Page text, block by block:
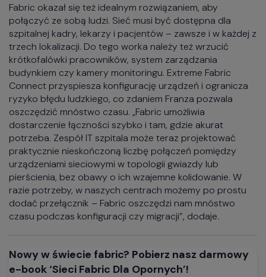
Fabric okazał się też idealnym rozwiązaniem, aby
połączyć ze sobą ludzi. Sieć musi być dostępna dla
szpitalnej kadry, lekarzy i pacjentów – zawsze i w każdej z
trzech lokalizacji. Do tego worka należy też wrzucić
krótkofalówki pracowników, system zarządzania
budynkiem czy kamery monitoringu. Extreme Fabric
Connect przyspiesza konfigurację urządzeń i ogranicza
ryzyko błędu ludzkiego, co zdaniem Franza pozwala
oszczędzić mnóstwo czasu. „Fabric umożliwia
dostarczenie łączności szybko i tam, gdzie akurat
potrzeba. Zespół IT szpitala może teraz projektować
praktycznie nieskończoną liczbę połączeń pomiędzy
urządzeniami sieciowymi w topologii gwiazdy lub
pierścienia, bez obawy o ich wzajemne kolidowanie. W
razie potrzeby, w naszych centrach możemy po prostu
dodać przełącznik – Fabric oszczędzi nam mnóstwo
czasu podczas konfiguracji czy migracji”, dodaje.
Nowy w świecie fabric? Pobierz nasz darmowy
e-book ‘Sieci Fabric Dla Opornych’!